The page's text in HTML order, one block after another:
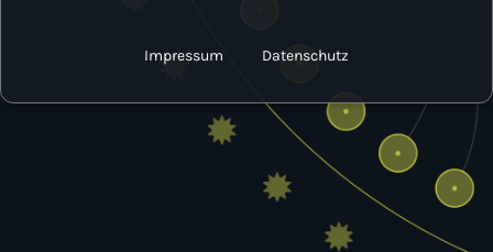
Impressum Datenschutz